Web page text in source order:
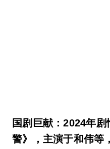
国剧巨献：2024年
警》，主演于和伟等